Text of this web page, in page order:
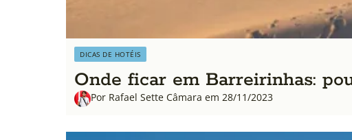
DICAS DE HOTÉIS
Onde ficar em Barreirinhas:
Por Rafael Sette Câmara em 28/11/2023